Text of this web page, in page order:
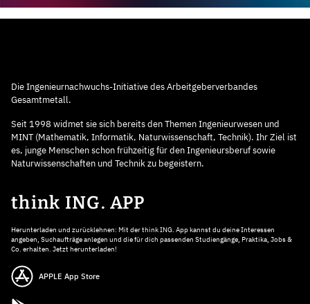
Die Ingenieurnachwuchs-Initiative des Arbeitgeberverbandes
Gesamtmetall.
Seit 1998 widmet sie sich bereits den Themen Ingenieurwesen und
MINT (Mathematik, Informatik, Naturwissenschaft, Technik). Ihr Ziel ist
es, junge Menschen schon frühzeitig für den Ingenieursberuf sowie
Naturwissenschaften und Technik zu begeistern.
think ING. APP
Herunterladen und zurücklehnen: Mit der think ING. App kannst du deine Interessen
angeben, Suchaufträge anlegen und die für dich passenden Studiengänge, Praktika, Jobs &
Co. erhalten. Jetzt herunterladen!
APPLE App Store